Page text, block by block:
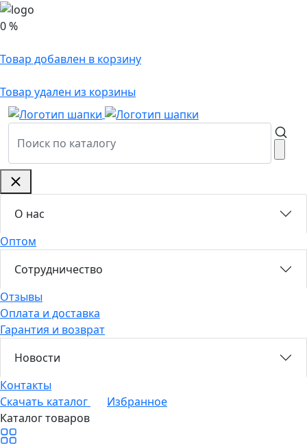
0 %
Товар добавлен в корзину
Товар удален из корзины
О нас
Оптом
Сотрудничество
Отзывы
Оплата и доставка
Гарантия и возврат
Новости
Контакты
Скачать каталог
Избранное
Каталог товаров